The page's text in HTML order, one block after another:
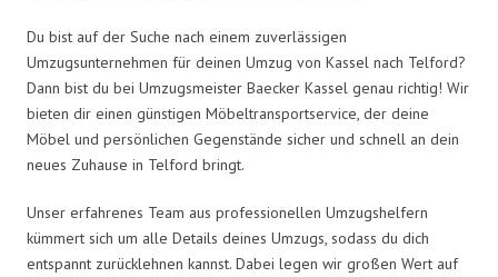
Du bist auf der Suche nach einem zuverlässigen
Umzugsunternehmen für deinen Umzug von Kassel nach Telford?
Dann bist du bei Umzugsmeister Baecker Kassel genau richtig! Wir
bieten dir einen günstigen Möbeltransportservice, der deine
Möbel und persönlichen Gegenstände sicher und schnell an dein
neues Zuhause in Telford bringt.
Unser erfahrenes Team aus professionellen Umzugshelfern
kümmert sich um alle Details deines Umzugs, sodass du dich
entspannt zurücklehnen kannst. Dabei legen wir großen Wert auf